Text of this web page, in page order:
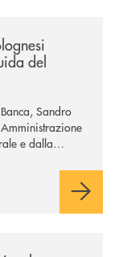
del
Sandro
e dalla
e con